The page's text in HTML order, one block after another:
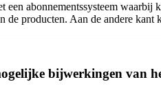
een abonnementssysteem
de producten. Aan de andere
bijwerkingen van